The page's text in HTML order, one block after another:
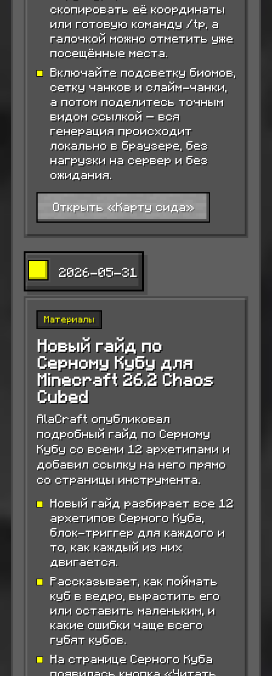
скопировать её координаты
или готовую команду /tp, а
галочкой можно отметить уже
посещённые места.
Включайте подсветку биомов,
сетку чанков и слайм-чанки,
а потом поделитесь точным
видом ссылкой — вся
генерация происходит
локально в браузере, без
нагрузки на сервер и без
ожидания.
Открыть «Карту сида»
2026-05-31
Материалы
Новый гайд по
Серному Кубу для
Minecraft 26.2 Chaos
Cubed
AlaCraft опубликовал
подробный гайд по Серному
Кубу со всеми 12 архетипами и
добавил ссылку на него прямо
со страницы инструмента.
Новый гайд разбирает все 12
архетипов Серного Куба,
блок-триггер для каждого и
то, как каждый из них
двигается.
Рассказывает, как поймать
куб в ведро, вырастить его
или оставить маленьким, и
какие ошибки чаще всего
губят кубов.
На странице Серного Куба
появилась кнопка «Читать